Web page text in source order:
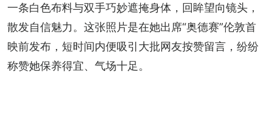
一条白色布料与双手巧妙遮掩身体，回眸望向镜头，
散发自信魅力。这张照片是在她出席“奥德赛”伦敦首
映前发布，短时间内便吸引大批网友按赞留言，纷纷
称赞她保养得宜、气场十足。